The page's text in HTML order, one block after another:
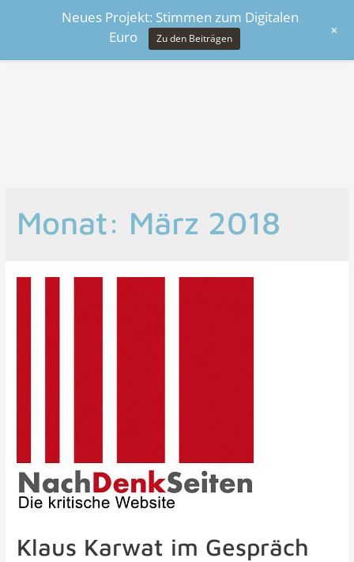
Monat: März 2018
Klaus Karwat im Gespräch
Neues Projekt: Stimmen zum Digitalen
Euro
Zu den Beiträgen +